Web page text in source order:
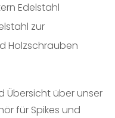
Edelstahl
zur
Holzschrauben
Übersicht über unser
für Spikes und